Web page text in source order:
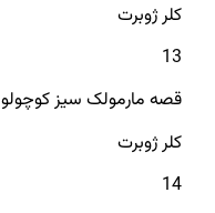
کلر ژوبرت
13
قصه مارمولک سیز کوچولو
کلر ژوبرت
14